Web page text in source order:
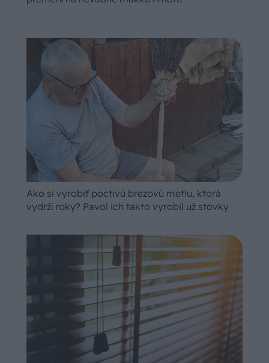
Ako si vyrobiť poctivú brezovú metlu, ktorá
vydrží roky? Pavol ich takto vyrobil už stovky